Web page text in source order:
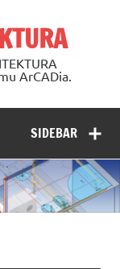
ArCADia.
SIDEBAR